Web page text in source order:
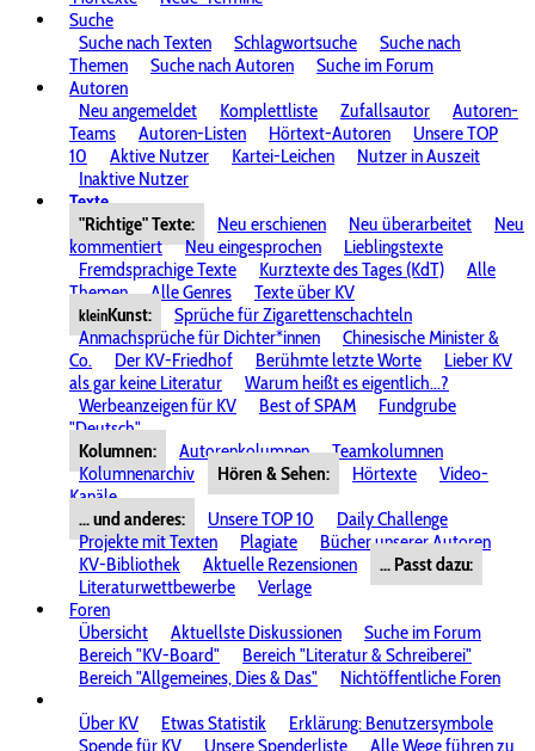
Suche
Suche nach Texten
Schlagwortsuche
Suche nach
Themen
Suche nach Autoren
Suche im Forum
Autoren
Neu angemeldet
Komplettliste Zufallsautor
Autoren-
Teams
Autoren-Listen Hörtext-Autoren
Unsere TOP
10
Aktive Nutzer Kartei-Leichen
Nutzer in Auszeit
Inaktive Nutzer
Texte
"Richtige" Texte:
Neu erschienen Neu überarbeitet
Neu
kommentiert
Neu eingesprochen
Lieblingstexte
Fremdsprachige Texte
Kurztexte des Tages (KdT)
Alle
Themen
Alle Genres Texte über KV
kleinKunst:
Sprüche für Zigarettenschachteln
Anmachsprüche für Dichter*innen
Chinesische Minister &
Co.
Der KV-Friedhof Berühmte letzte Worte
Lieber KV
als gar keine Literatur
Warum heißt es eigentlich...?
Werbeanzeigen für KV
Best of SPAM
Fundgrube
"Deutsch"
Kolumnen:
Autorenkolumnen
Teamkolumnen
Kolumnenarchiv
Hören & Sehen: Hörtexte
Video-
Kanäle
... und anderes:
Unsere TOP 10
Daily Challenge
Projekte mit Texten
Plagiate
Bücher unserer Autoren
KV-Bibliothek
Aktuelle Rezensionen
... Passt dazu:
Literaturwettbewerbe
Verlage
Foren
Übersicht
Aktuellste Diskussionen
Suche im Forum
Bereich "KV-Board"
Bereich "Literatur & Schreiberei"
Bereich "Allgemeines, Dies & Das"
Nichtöffentliche Foren
Über KV
Etwas Statistik
Erklärung: Benutzersymbole
Spende für KV
Unsere Spenderliste
Alle Wege führen zu